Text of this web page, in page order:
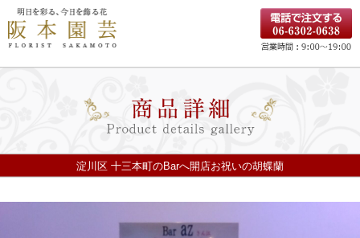
淀川区 十三本町のBarへ開店お祝いの胡蝶蘭